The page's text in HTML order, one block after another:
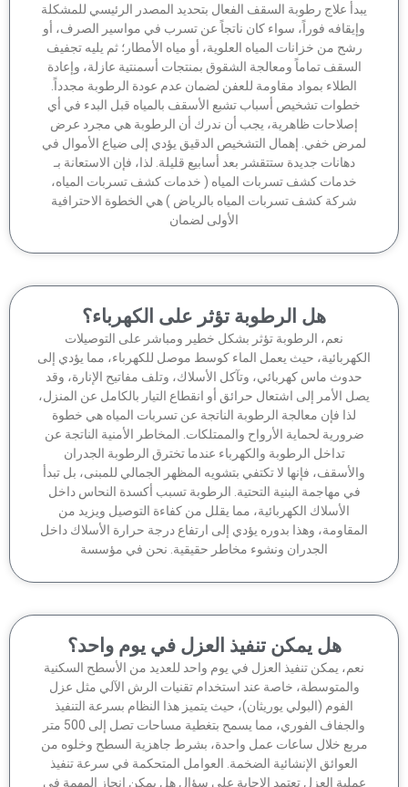
علاج رطوبة السقف الفعال بتحديد المصدر الرئيسي للمشكلة
فوراً، سواء كان ناتجاً عن تسرب في مواسير الصرف، أو
رشح من خزانات المياه العلوية، أو مياه الأمطار؛ ثم يليه تجفيف
السقف تماماً ومعالجة الشقوق بمنتجات أسمنتية عازلة، وإعادة
الطلاء بمواد مقاومة للعفن لضمان عدم عودة الرطوبة مجدداً.
خطوات تشخيص أسباب تشبع الأسقف بالمياه قبل البدء في أي
إصلاحات ظاهرية، يجب أن ندرك أن الرطوبة هي مجرد عرض
خفي. إهمال التشخيص الدقيق يؤدي إلى ضياع الأموال في
دهانات جديدة ستتقشر بعد أسابيع قليلة. لذا، فإن الاستعانة بـ
خدمات كشف تسربات المياه ( خدمات كشف تسربات المياه،
شركة كشف تسربات المياه بالرياض ) هي الخطوة الاحترافية
الأولى لضمان
هل الرطوبة تؤثر على الكهرباء؟
نعم، الرطوبة تؤثر بشكل خطير ومباشر على التوصيلات
حيث يعمل الماء كوسط موصل للكهرباء، مما يؤدي إلى
حدوث ماس كهربائي، وتآكل الأسلاك، وتلف مفاتيح الإنارة، وقد
الأمر إلى اشتعال حرائق أو انقطاع التيار بالكامل عن المنزل،
لذا فإن معالجة الرطوبة الناتجة عن تسربات المياه هي خطوة
لحماية الأرواح والممتلكات. المخاطر الأمنية الناتجة عن
تداخل الرطوبة والكهرباء عندما تخترق الرطوبة الجدران
فإنها لا تكتفي بتشويه المظهر الجمالي للمبنى، بل تبدأ
في مهاجمة البنية التحتية. الرطوبة تسبب أكسدة النحاس داخل
الأسلاك الكهربائية، مما يقلل من كفاءة التوصيل ويزيد من
وهذا بدوره يؤدي إلى ارتفاع درجة حرارة الأسلاك داخل
الجدران ونشوء مخاطر حقيقية. نحن في مؤسسة
هل يمكن تنفيذ العزل في يوم واحد؟
يمكن تنفيذ العزل في يوم واحد للعديد من الأسطح السكنية
والمتوسطة، خاصة عند استخدام تقنيات الرش الآلي مثل عزل
الفوم (البولي يوريثان)، حيث يتميز هذا النظام بسرعة التنفيذ
والجفاف الفوري، مما يسمح بتغطية مساحات تصل إلى 500 متر
خلال ساعات عمل واحدة، بشرط جاهزية السطح وخلوه من
العوائق الإنشائية الضخمة. العوامل المتحكمة في سرعة تنفيذ
العزل تعتمد الإجابة على سؤال هل يمكن إنجاز المهمة في